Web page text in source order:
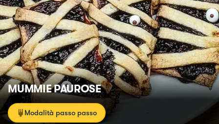
MUMMIE PAUROSE
Modalità passo passo